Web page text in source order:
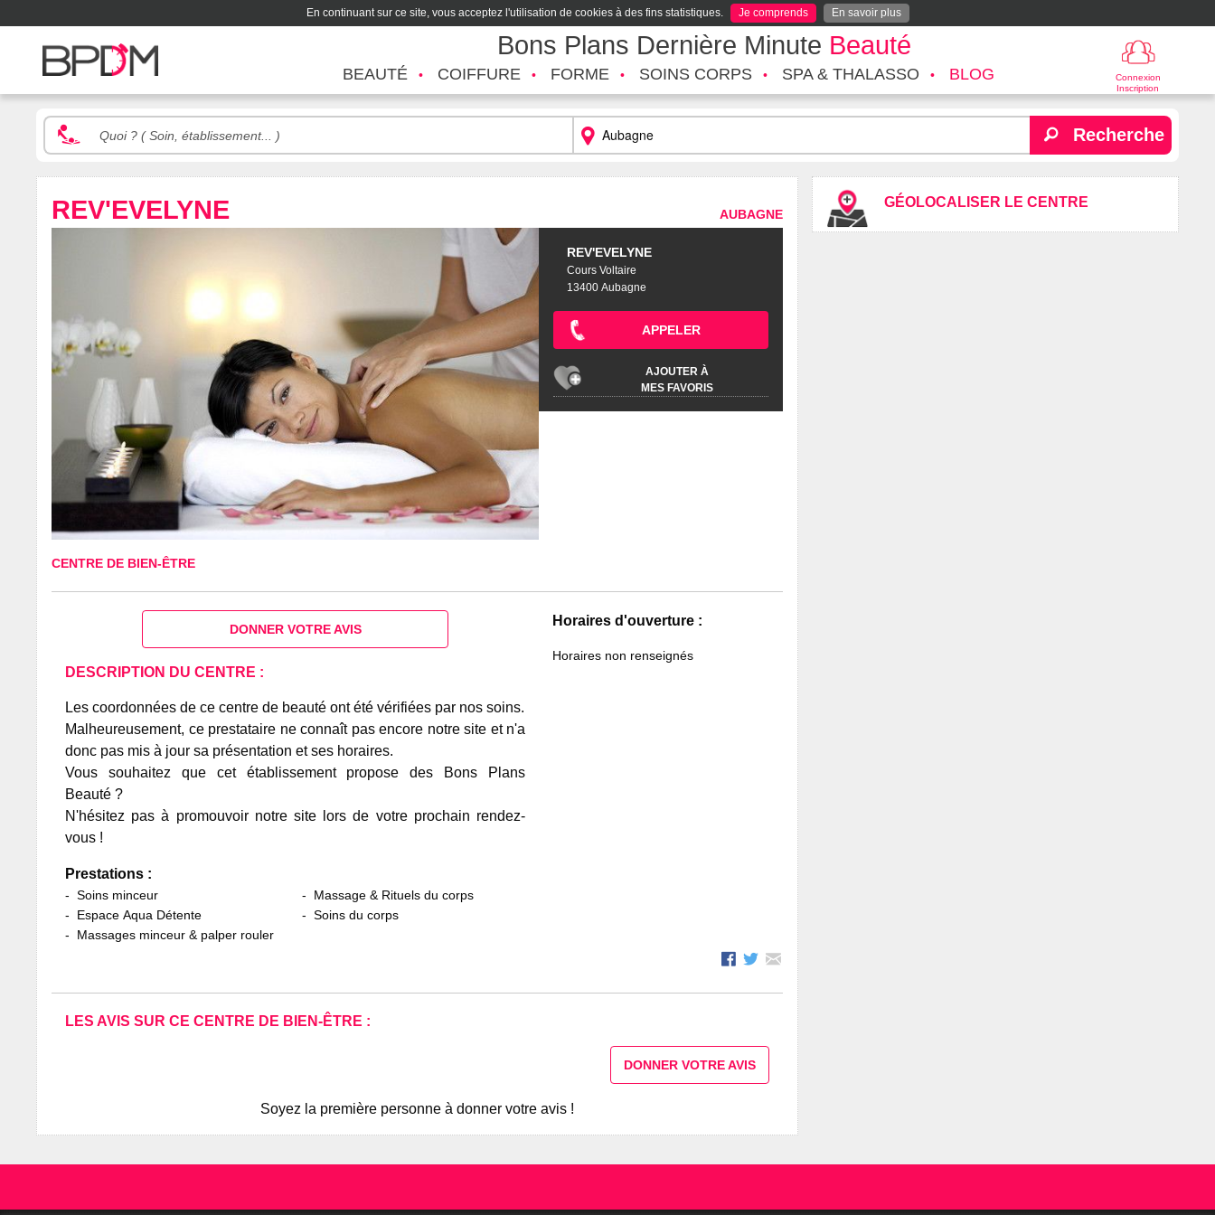
En continuant sur ce site, vous acceptez l'utilisation de cookies à des fins statistiques. Je comprends En savoir plus
Bons Plans Dernière Minute Beauté
Connexion
Inscription
BEAUTÉ COIFFURE FORME SOINS CORPS SPA & THALASSO BLOG
Recherche
GÉOLOCALISER LE CENTRE
REV'EVELYNE AUBAGNE
REV'EVELYNE
Cours Voltaire
13400 Aubagne
APPELER
AJOUTER À
MES FAVORIS
CENTRE DE BIEN-ÊTRE
Horaires d'ouverture :
Horaires non renseignés
DONNER VOTRE AVIS
DESCRIPTION DU CENTRE :
Les coordonnées de ce centre de beauté ont été vérifiées par nos soins.
Malheureusement, ce prestataire ne connaît pas encore notre site et n'a
donc pas mis à jour sa présentation et ses horaires.
Vous souhaitez que cet établissement propose des Bons Plans
Beauté ?
N'hésitez pas à promouvoir notre site lors de votre prochain rendez-
vous !
Prestations :
Soins minceur
Espace Aqua Détente
Massages minceur & palper rouler
Massage & Rituels du corps
Soins du corps
LES AVIS SUR CE CENTRE DE BIEN-ÊTRE :
DONNER VOTRE AVIS
Soyez la première personne à donner votre avis !